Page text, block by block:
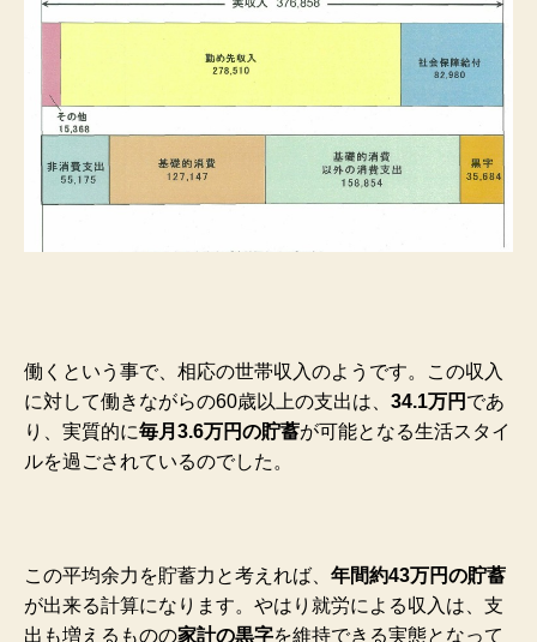
働くという事で、相応の世帯収入のようです。この収入
に対して働きながらの60歳以上の支出は、 34.1万円 であ
り、実質的に毎月3.6万円の貯蓄が可能となる生活スタイ
ルを過ごされているのでした。
この平均余力を貯蓄力と考えれば、 年間約43万円の貯蓄
が出来る計算になります。やはり就労による収入は、支
出も増えるものの家計の黒字を維持できる実態となって